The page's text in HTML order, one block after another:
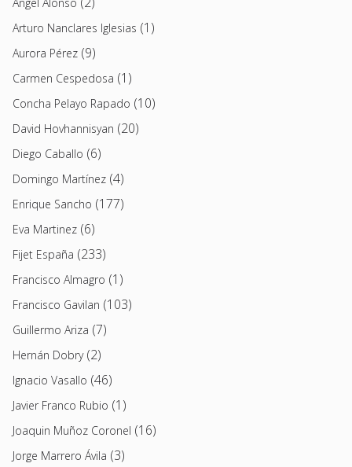
Arturo Nanclares Iglesias (1)
Aurora Pérez (9)
Carmen Cespedosa (1)
Concha Pelayo Rapado (10)
David Hovhannisyan (20)
Diego Caballo (6)
Domingo Martínez (4)
Enrique Sancho (177)
Eva Martinez (6)
Fijet España (233)
Francisco Almagro (1)
Francisco Gavilan (103)
Guillermo Ariza (7)
Hernán Dobry(2)
Ignacio Vasallo (46)
Javier Franco Rubio (1)
Joaquin Muñoz Coronel (16)
Jorge Marrero Ávila (3)